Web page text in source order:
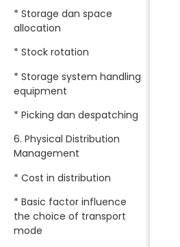
* Storage dan space
allocation
* Stock rotation
* Storage system handling
equipment
* Picking dan despatching
6. Physical Distribution
Management
* Cost in distribution
* Basic factor influence
the choice of transport
mode